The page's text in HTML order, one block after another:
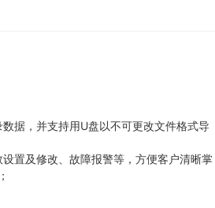
据，并支持用U盘以不可更改文件格式导
置及修改、故障报警等，方便客户清晰掌